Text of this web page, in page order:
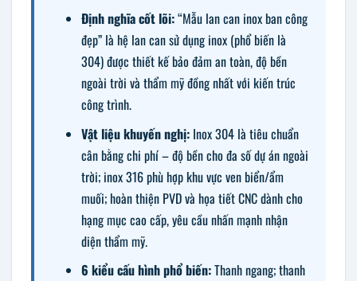
Định nghĩa cốt lõi:“Mẫu lan can inox ban công
đẹp” là hệ lan can sử dụng inox (phổ biến là
304) được thiết kế bảo đảm an toàn, độ bền
ngoài trời và thẩm mỹ đồng nhất với kiến trúc
công trình.
Vật liệu khuyến nghị:Inox 304 là tiêu chuẩn
cân bằng chi phí – độ bền cho đa số dự án ngoài
trời; inox 316 phù hợp khu vực ven biển/ẩm
muối; hoàn thiện PVD và họa tiết CNC dành cho
hạng mục cao cấp, yêu cầu nhấn mạnh nhận
diện thẩm mỹ.
6 kiểu cấu hình phổ biến:Thanh ngang; thanh